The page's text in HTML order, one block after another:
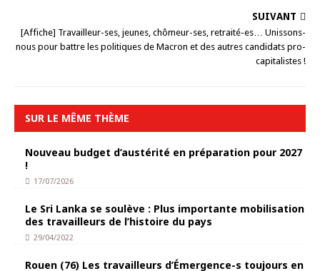
SUIVANT
[Affiche] Travailleur-ses, jeunes, chômeur-ses, retraité-es… Unissons-
nous pour battre les politiques de Macron et des autres candidats pro-
capitalistes !
SUR LE MÊME THÈME
Nouveau budget d’austérité en préparation pour 2027
!
17/07/2026
Le Sri Lanka se soulève : Plus importante mobilisation
des travailleurs de l’histoire du pays
29/04/2022
Rouen (76) Les travailleurs d’Émergence-s toujours en